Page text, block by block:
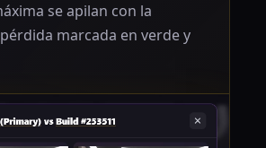
se apilan con la
marcada en verde y